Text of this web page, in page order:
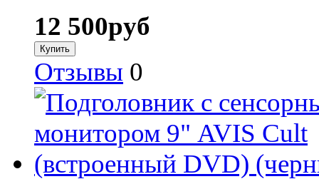
12 500руб
Отзывы 0